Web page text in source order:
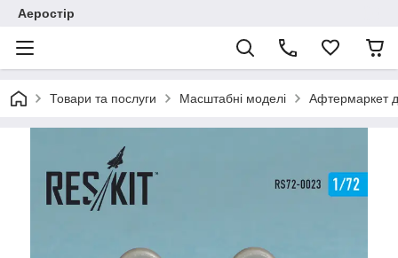
Аеростір
Товари та послуги Масштабні моделі Афтермаркет